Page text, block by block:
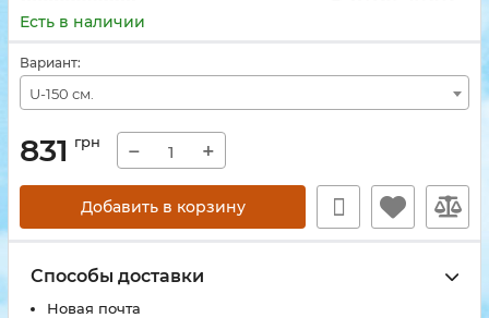
Есть в наличии
Вариант:
U-150 см.
831 грн − +
Добавить в корзину
Способы доставки
Новая почта